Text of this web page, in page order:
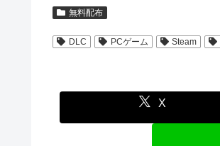
無料配布
DLC PCゲーム Steam
X